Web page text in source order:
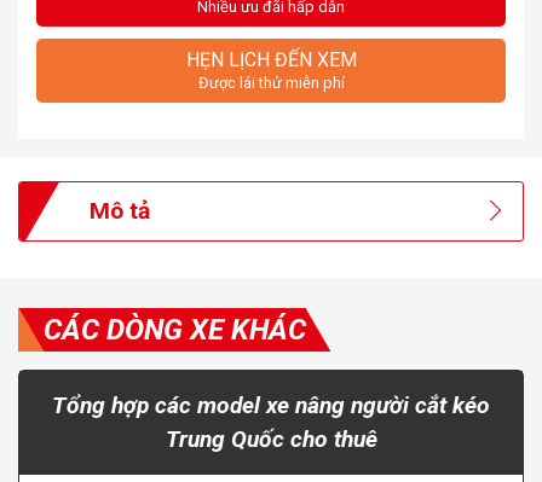
Nhiều ưu đãi hấp dẫn
HẸN LỊCH ĐẾN XEM
Được lái thử miễn phí
Mô tả
CÁC DÒNG XE KHÁC
Tổng hợp các model xe nâng người cắt kéo
Trung Quốc cho thuê